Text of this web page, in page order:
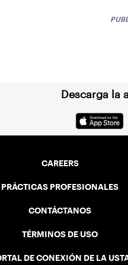
Descarga la
CAREERS
PRÁCTICAS PROFESIONALES
CONTÁCTANOS
TÉRMINOS DE USO
DE CONEXIÓN DE LA